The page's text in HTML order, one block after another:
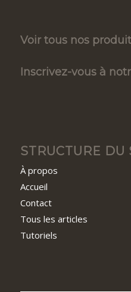
Voir tous nos
Inscrivez-vous à
STRUCTURE DU
À propos
Accueil
Contact
Tous les articles
Tutoriels